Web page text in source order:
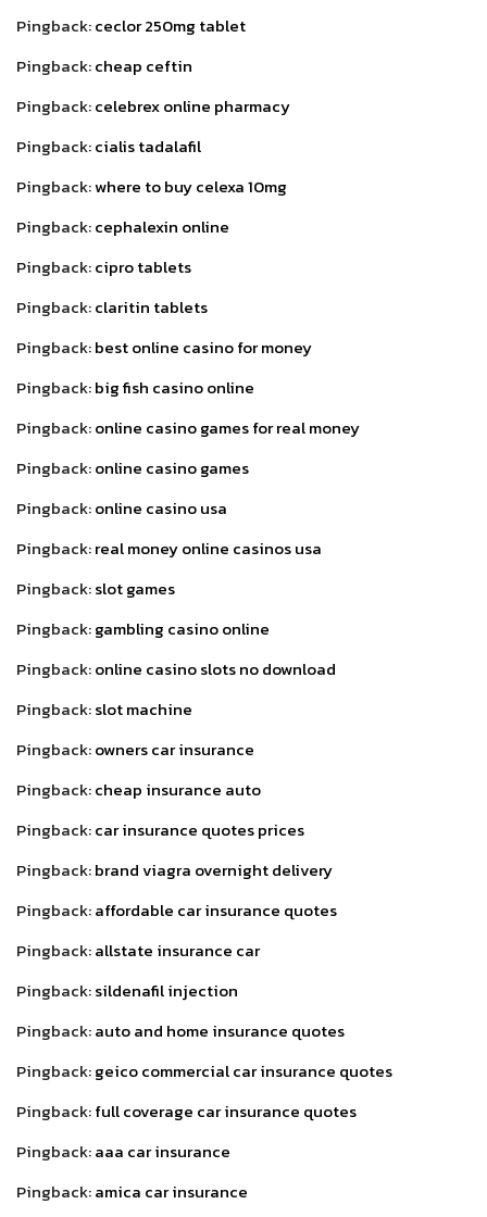
Pingback:ceclor 250mg tablet
Pingback:cheap ceftin
Pingback:celebrex online pharmacy
Pingback:cialis tadalafil
Pingback:where to buy celexa 10mg
Pingback:cephalexin online
Pingback:cipro tablets
Pingback:claritin tablets
Pingback:best online casino for money
Pingback:big fish casino online
Pingback:online casino games for real money
Pingback:online casino games
Pingback:online casino usa
Pingback:real money online casinos usa
Pingback:slot games
Pingback:gambling casino online
Pingback:online casino slots no download
Pingback:slot machine
Pingback:owners car insurance
Pingback:cheap insurance auto
Pingback:car insurance quotes prices
Pingback:brand viagra overnight delivery
Pingback:affordable car insurance quotes
Pingback:allstate insurance car
Pingback:sildenafil injection
Pingback:auto and home insurance quotes
Pingback:geico commercial car insurance quotes
Pingback:full coverage car insurance quotes
Pingback:aaa car insurance
Pingback:amica car insurance